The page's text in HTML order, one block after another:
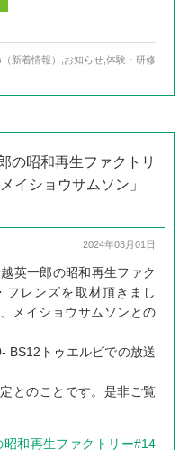
新着情報） お知らせ 体験・研修
の昭和再生ファクトリ
イショウサムソン」
2024年03月01日
英一郎の昭和再生ファク
フレンズを取材頂きまし
メイショウサムソンとの
BS12トゥエルビでの放送
とのことです。是非ご覧
和再生ファクトリー#14